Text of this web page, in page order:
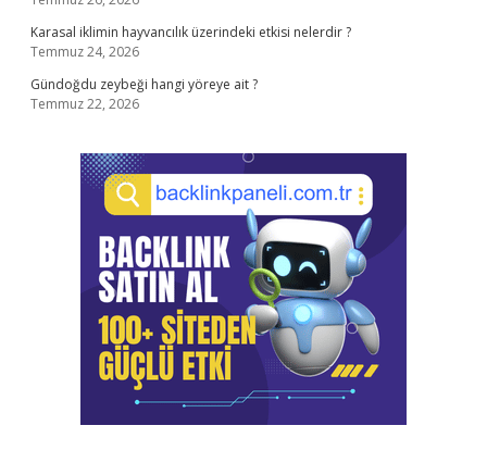
Karasal iklimin hayvancılık üzerindeki etkisi nelerdir ?
Temmuz 24, 2026
Gündoğdu zeybeği hangi yöreye ait ?
Temmuz 22, 2026